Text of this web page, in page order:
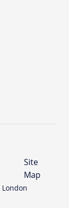
Site
Map